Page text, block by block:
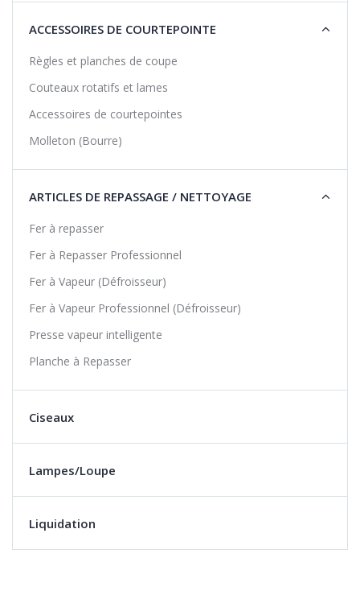
ACCESSOIRES DE COURTEPOINTE
Règles et planches de coupe
Couteaux rotatifs et lames
Accessoires de courtepointes
Molleton (Bourre)
ARTICLES DE REPASSAGE / NETTOYAGE
Fer à repasser
Fer à Repasser Professionnel
Fer à Vapeur (Défroisseur)
Fer à Vapeur Professionnel (Défroisseur)
Presse vapeur intelligente
Planche à Repasser
Ciseaux
Lampes/Loupe
Liquidation